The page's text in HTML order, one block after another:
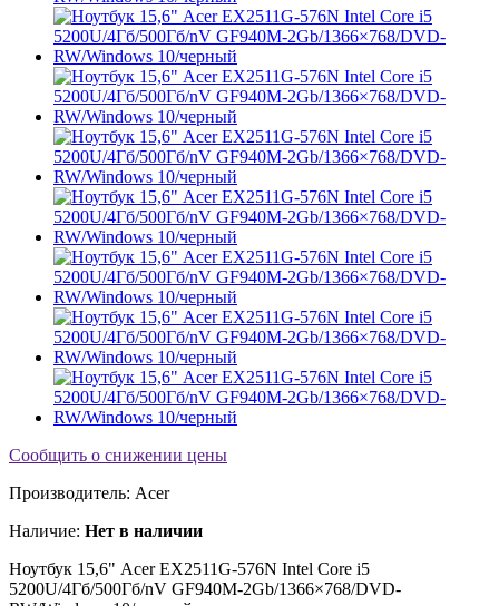
Сообщить о снижении цены
Производитель: Acer
Наличие: Нет в наличии
Ноутбук 15,6" Acer EX2511G-576N Intel Core i5
5200U/4Гб/500Гб/nV GF940M-2Gb/1366×768/DVD-